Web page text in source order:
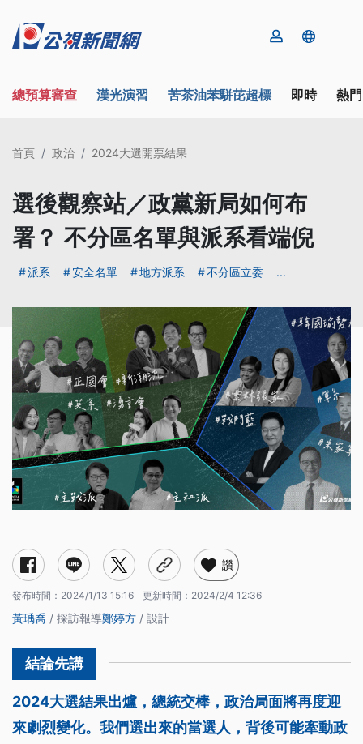
總預算審查 漢光演習 苦茶油苯駢芘超標 即時 熱
首頁 政治 2024大選開票結果
選後觀察站／政黨新局如何布
署？ 不分區名單與派系看端倪
派系 安全名單 地方派系 不分區立委 ...
各黨現在有哪些派系？
派系共治的民進黨
國民黨高度中央集權
民眾黨的分裂隱憂
一窺派系運作 解密不分區立委名單
讚
發布時間： 2024/1/13 15:16 更新時間： 2024/2/4 12:36
黃瑀喬 / 採訪報導鄭婷方 / 設計
2024大選結果出爐，總統交棒，政治局面將再度迎
來劇烈變化。我們選出來的當選人，背後可能牽動政